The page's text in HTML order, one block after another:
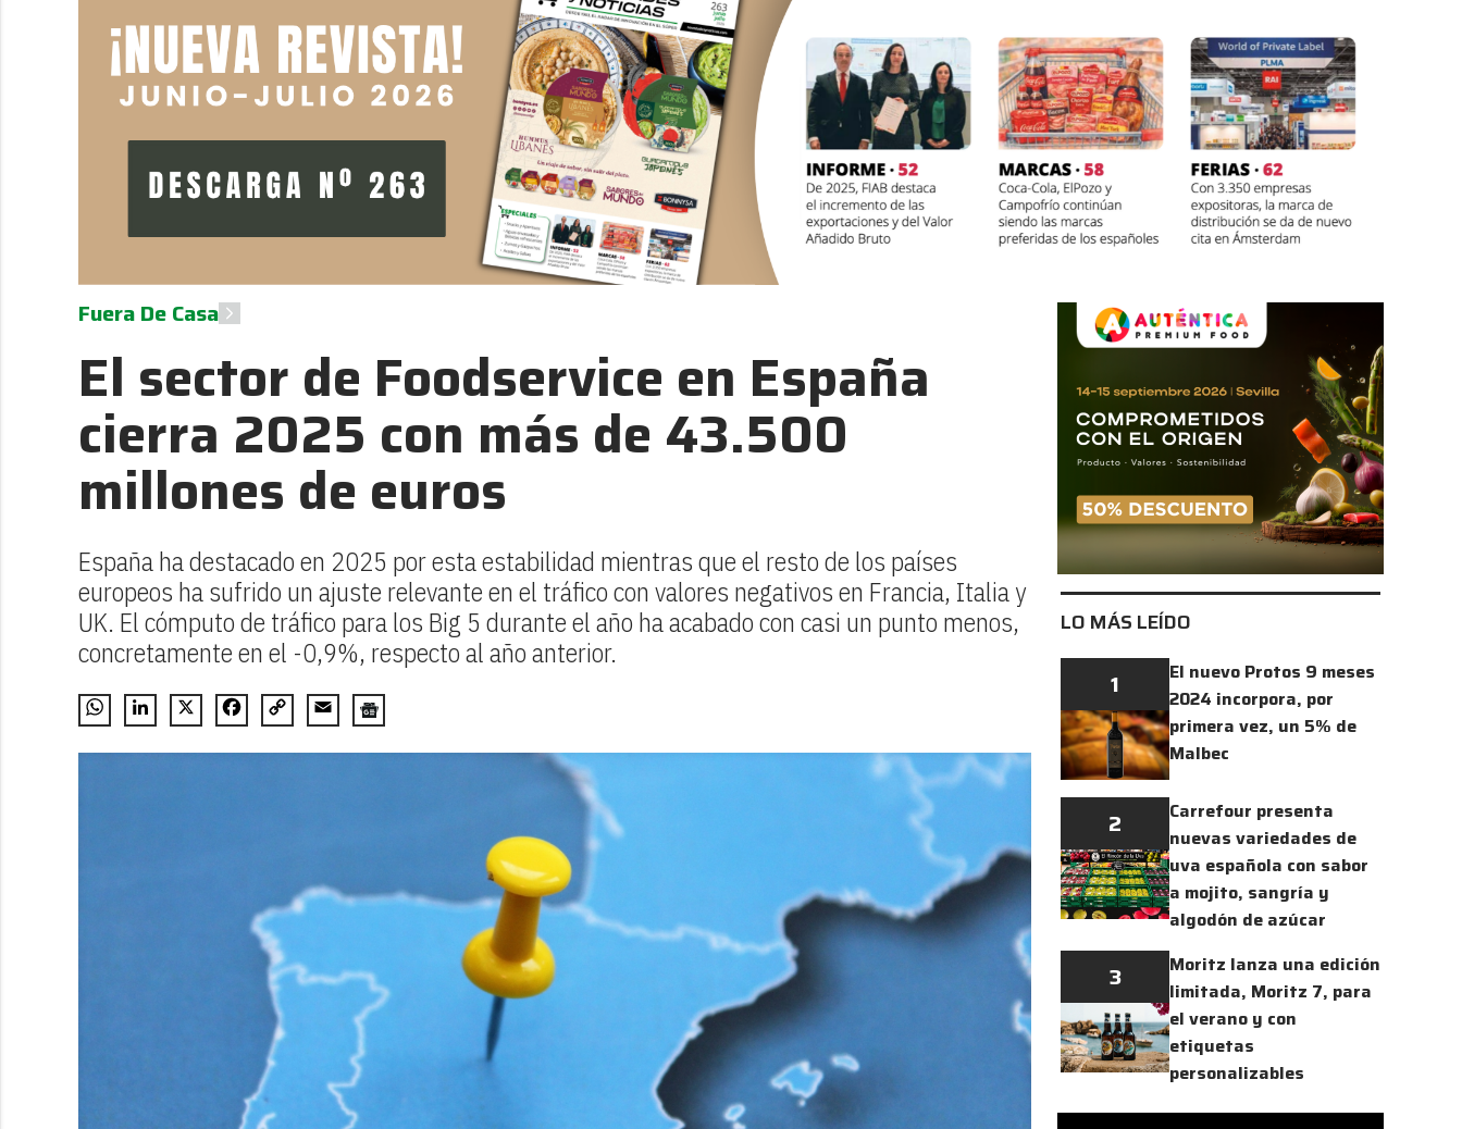
Fuera De Casa
El sector de Foodservice en España
cierra 2025 con más de 43.500
millones de euros
España ha destacado en 2025 por esta estabilidad mientras que el resto de los países
europeos ha sufrido un ajuste relevante en el tráfico con valores negativos en Francia, Italia y
UK. El cómputo de tráfico para los Big 5 durante el año ha acabado con casi un punto menos,
concretamente en el -0,9%, respecto al año anterior.
WhatsAppLinkedIn
X FacebookCopy
Email
LO MÁS LEÍDO
1
El nuevo Protos 9 meses
2024 incorpora, por
primera vez, un 5% de
Malbec
2
Carrefour presenta
nuevas variedades de
uva española con sabor
a mojito, sangría y
algodón de azúcar
3
Moritz lanza una edición
limitada, Moritz 7, para
el verano y con
etiquetas
personalizables